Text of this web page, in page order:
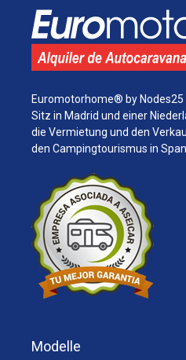
Euromotorhome® by
Sitz in Madrid und einer
die Vermietung und den
den Campingtourismus in
Modelle